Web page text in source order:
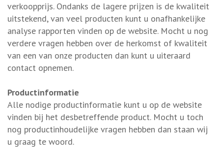
verkoopprijs. Ondanks de lagere prijzen is de kwaliteit
uitstekend, van veel producten kunt u onafhankelijke
analyse rapporten vinden op de website. Mocht u nog
verdere vragen hebben over de herkomst of kwaliteit
van een van onze producten dan kunt u uiteraard
contact opnemen.
Productinformatie
Alle nodige productinformatie kunt u op de website
vinden bij het desbetreffende product. Mocht u toch
nog productinhoudelijke vragen hebben dan staan wij
u graag te woord.